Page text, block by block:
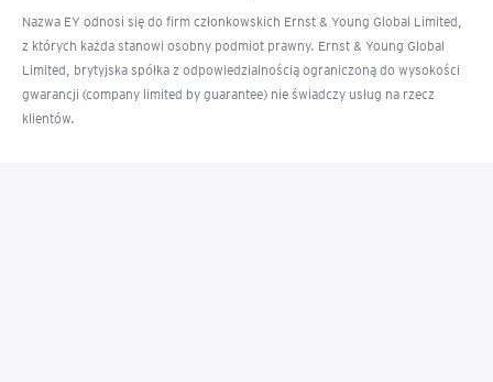
Nazwa EY odnosi się do firm członkowskich Ernst & Young Global Limited,
z których każda stanowi osobny podmiot prawny. Ernst & Young Global
Limited, brytyjska spółka z odpowiedzialnością ograniczoną do wysokości
gwarancji (company limited by guarantee) nie świadczy usług na rzecz
klientów.